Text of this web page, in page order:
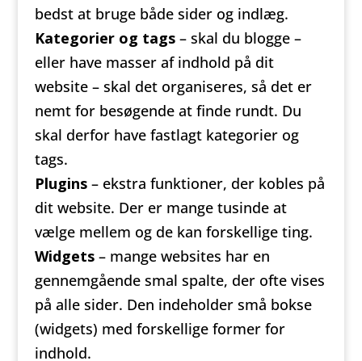
bedst at bruge både sider og indlæg.
Kategorier og tags– skal du blogge –
eller have masser af indhold på dit
website – skal det organiseres, så det er
nemt for besøgende at finde rundt. Du
skal derfor have fastlagt kategorier og
tags.
Plugins– ekstra funktioner, der kobles på
dit website. Der er mange tusinde at
vælge mellem og de kan forskellige ting.
Widgets– mange websites har en
gennemgående smal spalte, der ofte vises
på alle sider. Den indeholder små bokse
(widgets) med forskellige former for
indhold.